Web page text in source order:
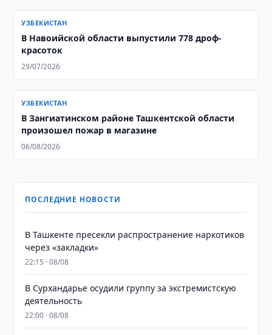
УЗБЕКИСТАН
В Навоийской области выпустили 778 дроф-
красоток
29/07/2026
УЗБЕКИСТАН
В Зангиатинском районе Ташкентской области
произошел пожар в магазине
06/08/2026
ПОСЛЕДНИЕ НОВОСТИ
В Ташкенте пресекли распространение наркотиков
через «закладки»
22:15 · 08/08
В Сурхандарье осудили группу за экстремистскую
деятельность
22:00 · 08/08